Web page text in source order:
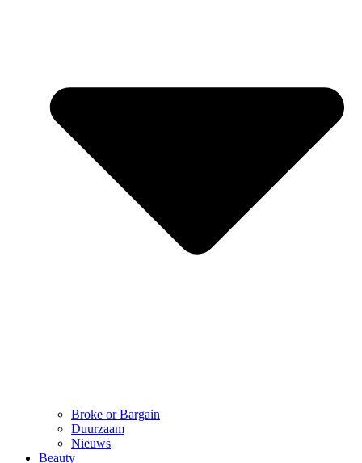
Broke or Bargain
Duurzaam
Nieuws
Beauty